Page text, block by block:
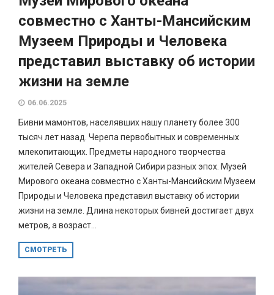
совместно с Ханты-Мансийским
Музеем Природы и Человека
представил выставку об истории
жизни на земле
06.06.2025
Бивни мамонтов, населявших нашу планету более 300
тысяч лет назад. Черепа первобытных и современных
млекопитающих. Предметы народного творчества
жителей Севера и Западной Сибири разных эпох. Музей
Мирового океана совместно с Ханты-Мансийским Музеем
Природы и Человека представил выставку об истории
жизни на земле. Длина некоторых бивней достигает двух
метров, а возраст...
СМОТРЕТЬ